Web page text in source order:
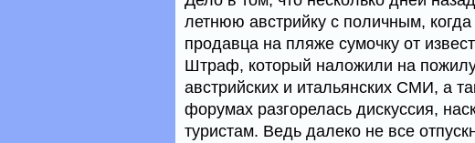
летнюю австрийку с поличным, когда
продавца на пляже сумочку от
Штраф, который наложили на
австрийских и итальянских СМИ, а
форумах разгорелась дискуссия,
туристам. Ведь далеко не все